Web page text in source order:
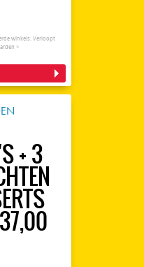
winkels. Verloopt
>
+ 3